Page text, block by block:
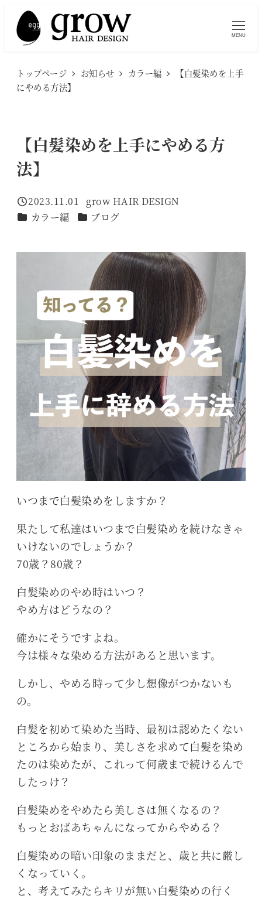
MENU
トップページ お知らせ カラー編
【白髪染めを上手
にやめる方法】
【白髪染めを上手にやめる方
法】
投稿日
2023.11.01
著
者
grow HAIR DESIGN
カテゴリー
カラー編 カテゴリー
ブログ
いつまで白髪染めをしますか？
果たして私達はいつまで白髪染めを続けなきゃ
いけないのでしょうか？
70歳？80歳？
白髪染めのやめ時はいつ？
やめ方はどうなの？
確かにそうですよね。
今は様々な染める方法があると思います。
しかし、やめる時って少し想像がつかないも
の。
白髪を初めて染めた当時、最初は認めたくない
ところから始まり、美しさを求めて白髪を染め
たのは染めたが、これって何歳まで続けるんで
したっけ？
白髪染めをやめたら美しさは無くなるの？
もっとおばあちゃんになってからやめる？
白髪染めの暗い印象のままだと、歳と共に厳し
くなっていく。
と、考えてみたらキリが無い白髪染めの行く